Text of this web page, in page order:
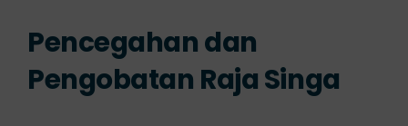
Pencegahan dan
Pengobatan Raja Singa